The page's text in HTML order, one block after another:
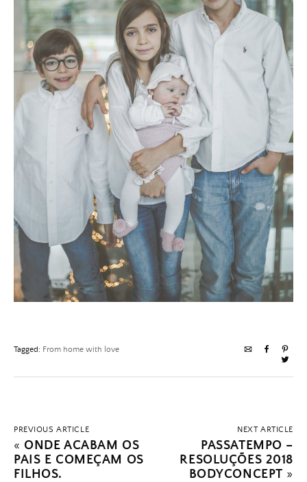
Tagged: From home with love
PREVIOUS ARTICLE
« ONDE ACABAM OS
PAIS E COMEÇAM OS
FILHOS.
NEXT ARTICLE
PASSATEMPO –
RESOLUÇÕES 2018
BODYCONCEPT »